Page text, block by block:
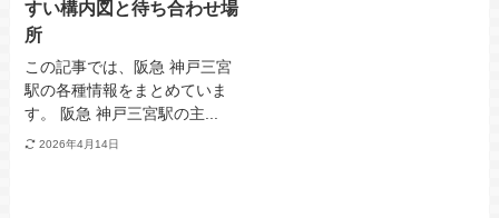
すい構内図と待ち合わせ場
所
この記事では、阪急 神戸三宮
駅の各種情報をまとめていま
す。 阪急 神戸三宮駅の主...
2026年4月14日